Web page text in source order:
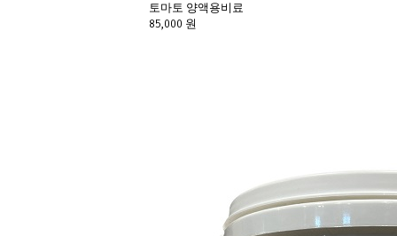
토마토 양액용비료
85,000 원